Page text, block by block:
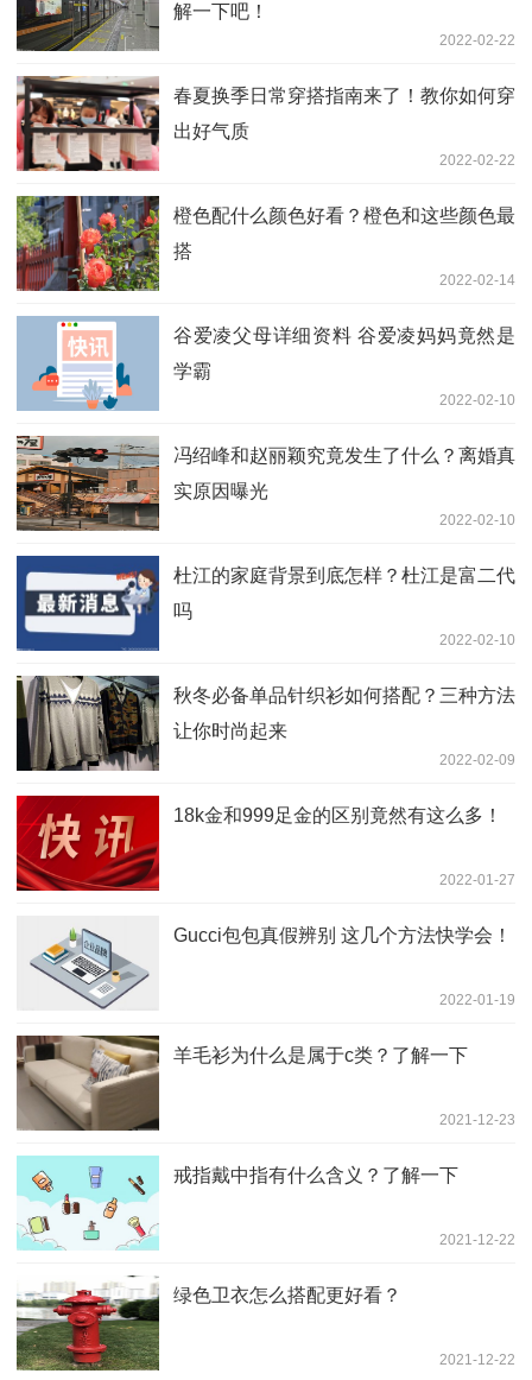
解一下吧！
2022-02-22
春夏换季日常穿搭指南来了！教你如何穿
出好气质
2022-02-22
橙色配什么颜色好看？橙色和这些颜色最
搭
2022-02-14
谷爱凌父母详细资料 谷爱凌妈妈竟然是
学霸
2022-02-10
冯绍峰和赵丽颖究竟发生了什么？离婚真
实原因曝光
2022-02-10
杜江的家庭背景到底怎样？杜江是富二代
吗
2022-02-10
秋冬必备单品针织衫如何搭配？三种方法
让你时尚起来
2022-02-09
18k金和999足金的区别竟然有这么多！
2022-01-27
Gucci包包真假辨别 这几个方法快学会！
2022-01-19
羊毛衫为什么是属于c类？了解一下
2021-12-23
戒指戴中指有什么含义？了解一下
2021-12-22
绿色卫衣怎么搭配更好看？
2021-12-22